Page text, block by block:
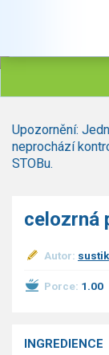
Polévky
Studená kuchyně
Bezmasé a
Sladké pokrmy
Dezerty
Dětské recepty
Upozornění:
neprochází
STOBu.
celozrná
Autor: sustik
Porce: 1.00
INGREDIENCE